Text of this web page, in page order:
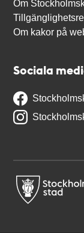
Om
Om kakor på
Sociala